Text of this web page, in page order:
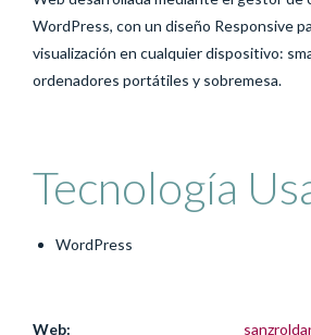
WordPress, con un diseño Responsive
visualización en cualquier dispositivo:
ordenadores portátiles y sobremesa.
Tecnología
WordPress
Web: